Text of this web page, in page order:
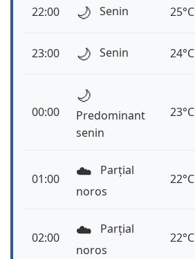
22:00 🌙 Senin 25°C
23:00 🌙 Senin 24°C
00:00
🌙
Predominant
senin
23°C
01:00 ☁️
Parțial
noros
22°C
02:00 ☁️
Parțial
noros
22°C